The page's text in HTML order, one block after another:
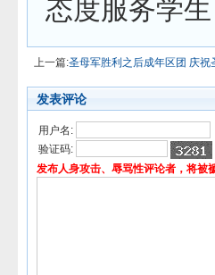
态度服务学生
上一篇:圣母军胜利之后成年区团 庆祝
发表评论
用户名:
验证码:
发布人身攻击、辱骂性评论者，将被